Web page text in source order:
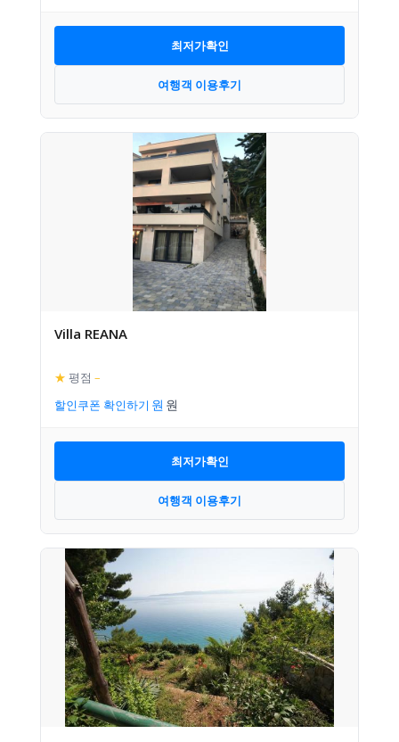
최저가확인
여행객 이용후기
Villa REANA
★ 평점 –
할인쿠폰 확인하기
최저가확인
여행객 이용후기